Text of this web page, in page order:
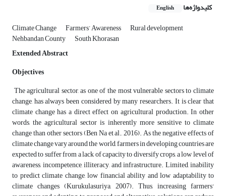
کلیدواژه‌ها English
Climate Change Farmers’ Awareness Rural development
Nehbandan County
South Khorasan
Extended Abstract
Objectives
The agricultural sector, as one of the most vulnerable sectors to climate
change, has always been considered by many researchers. It is clear that
climate change has a direct effect on agricultural production. In other
words, the agricultural sector is inherently more sensitive to climate
change than other sectors (Ben Na et al., 2016). As the negative effects of
climate change vary around the world, farmers in developing countries are
expected to suffer from a lack of capacity to diversify crops, a low level of
awareness, incompetence, illiteracy, and infrastructure. Limited, inability
to predict climate change, low financial ability and low adaptability to
climate changes (Kurukulasuriya, 2007). Thus, increasing farmers'